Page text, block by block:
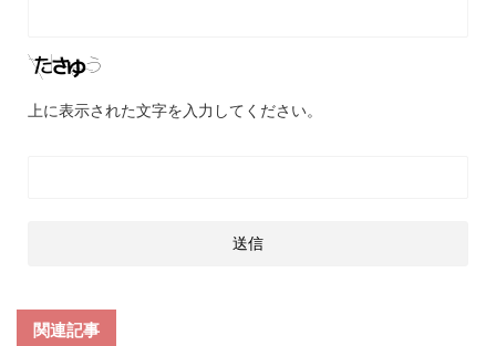
上に表示された文字を入力してください。
関連記事